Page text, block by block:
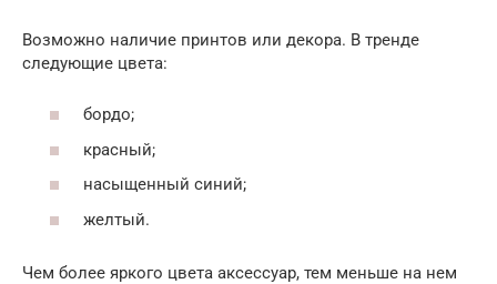
Возможно наличие принтов или декора. В тренде
следующие цвета:
бордо;
красный;
насыщенный синий;
желтый.
Чем более яркого цвета аксессуар, тем меньше на нем